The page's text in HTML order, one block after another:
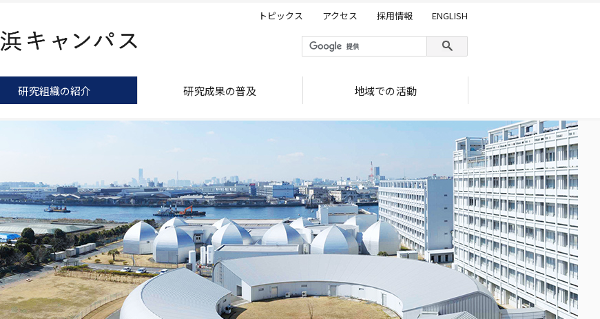
トピックス アクセス 採用情報 ENGLISH
研究組織の紹介 研究成果の普及 地域での活動